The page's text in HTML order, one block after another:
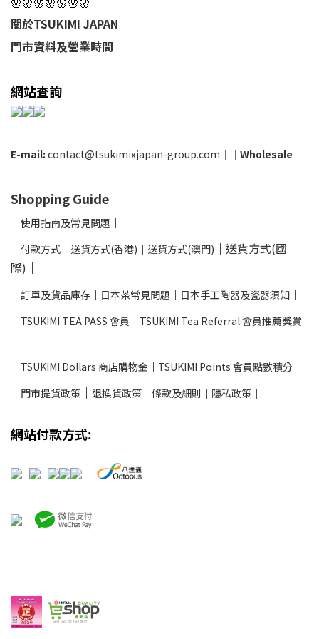
關於TSUKIMI JAPAN
門市資料及營業時間
網站查詢
E-mail: contact@tsukimixjapan-group.com │ │ Wholesale │
Shopping Guide
│ 使用指南及常見問題 │
│ 付款方式 │ 送貨方式(香港) │ 送貨方式(澳門) │ 送貨方式(國
際) │
│ 訂單及貨品庫存 │ 日本茶常見問題 │ 日本手工陶器及瓷器須知 │
│ TSUKIMI TEA PASS 會員 │ TSUKIMI Tea Referral 會員推薦獎賞
│
│ TSUKIMI Dollars 商店購物金 │ TSUKIMI Points 會員點數積分 │
│ 門市提貨政策 │ 退換貨政策 │ 條款及細則 │ 隱私政策 │
網站付款方式: